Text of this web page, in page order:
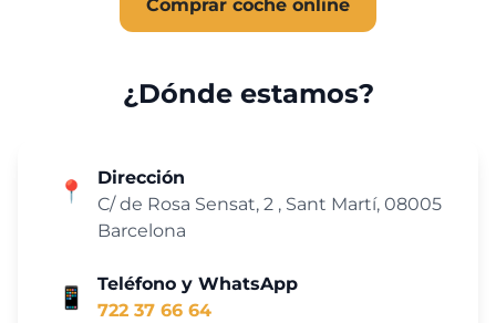
Comprar coche online
¿Dónde estamos?
📍
Dirección
C/ de Rosa Sensat, 2 , Sant Martí, 08005
Barcelona
📱
Teléfono y WhatsApp
722 37 66 64